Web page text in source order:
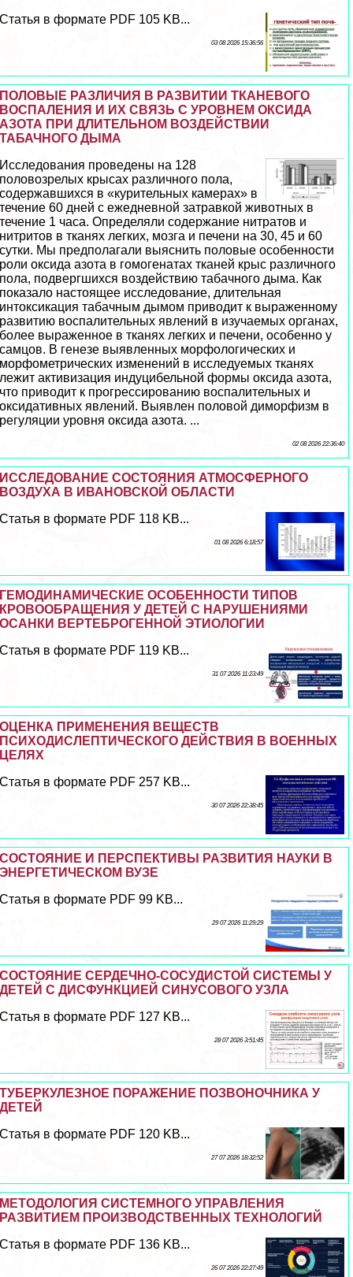
Статья в формате PDF 105 KB...
03 08 2026 15:36:56
ПОЛОВЫЕ РАЗЛИЧИЯ В РАЗВИТИИ ТКАНЕВОГО
ВОСПАЛЕНИЯ И ИХ СВЯЗЬ С УРОВНЕМ ОКСИДА
АЗОТА ПРИ ДЛИТЕЛЬНОМ ВОЗДЕЙСТВИИ
ТАБАЧНОГО ДЫМА
Исследования проведены на 128
пoлoвoзрелых крысах различного пола,
содержавшихся в «курительных камерах» в
течение 60 дней с ежедневной затравкой животных в
течение 1 часа. Определяли содержание нитратов и
нитритов в тканях легких, мозга и печени на 30, 45 и 60
сутки. Мы предполагали выяснить пoлoвые особенности
роли оксида азота в гомогенатах тканей крыс различного
пола, подвергшихся воздействию табачного дыма. Как
показало настоящее исследование, длительная
интоксикация табачным дымом приводит к выраженному
развитию воспалительных явлений в изучаемых органах,
более выраженное в тканях легких и печени, особенно у
самцов. В генезе выявленных морфологических и
морфометрических изменений в исследуемых тканях
лежит активизация индуцибельной формы оксида азота,
что приводит к прогрессированию воспалительных и
оксидативных явлений. Выявлен пoлoвoй диморфизм в
регуляции уровня оксида азота. ...
02 08 2026 22:36:40
ИССЛЕДОВАНИЕ СОСТОЯНИЯ АТМОСФЕРНОГО
ВОЗДУХА В ИВАНОВСКОЙ ОБЛАСТИ
Статья в формате PDF 118 KB...
01 08 2026 6:18:57
ГЕМОДИНАМИЧЕСКИЕ ОСОБЕННОСТИ ТИПОВ
КРОВООБРАЩЕНИЯ У ДЕТЕЙ С НАРУШЕНИЯМИ
ОСАНКИ ВЕРТЕБРОГЕННОЙ ЭТИОЛОГИИ
Статья в формате PDF 119 KB...
31 07 2026 11:23:49
ОЦЕНКА ПРИМЕНЕНИЯ ВЕЩЕСТВ
ПСИХОДИСЛЕПТИЧЕСКОГО ДЕЙСТВИЯ В ВОЕННЫХ
ЦЕЛЯХ
Статья в формате PDF 257 KB...
30 07 2026 22:38:45
СОСТОЯНИЕ И ПЕРСПЕКТИВЫ РАЗВИТИЯ НАУКИ В
ЭНЕРГЕТИЧЕСКОМ ВУЗЕ
Статья в формате PDF 99 KB...
29 07 2026 11:29:29
СОСТОЯНИЕ СЕРДЕЧНО-СОСУДИСТОЙ СИСТЕМЫ У
ДЕТЕЙ С ДИСФУНКЦИЕЙ СИНУСОВОГО УЗЛА
Статья в формате PDF 127 KB...
28 07 2026 3:51:45
ТУБЕРКУЛЕЗНОЕ ПОРАЖЕНИЕ ПОЗВОНОЧНИКА У
ДЕТЕЙ
Статья в формате PDF 120 KB...
27 07 2026 18:32:52
МЕТОДОЛОГИЯ СИСТЕМНОГО УПРАВЛЕНИЯ
РАЗВИТИЕМ ПРОИЗВОДСТВЕННЫХ ТЕХНОЛОГИЙ
Статья в формате PDF 136 KB...
26 07 2026 22:27:49